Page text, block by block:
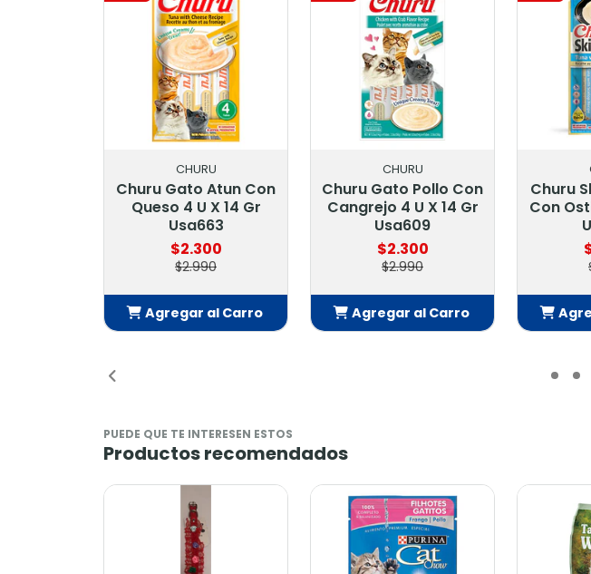
CHURU
Churu Gato Pollo Con
Cangrejo 4 U X 14 Gr
Usa609
$2.300
$2.990
Agregar al Carro
CHURU
Churu Skin Coat Atun
Con Ostion 4u X 14 Gr
Usa673
$2.300
$2.990
Agregar al Carro
PUEDE QUE TE INTERESEN ESTOS
Productos recomendados